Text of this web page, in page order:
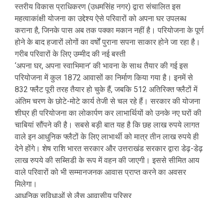
स्तरीय विकास प्राधिकरण (उधमसिंह नगर) द्वारा संचालित इस
महत्वाकांक्षी योजना का उद्देश्य ऐसे परिवारों को अपना घर उपलब्ध
कराना है, जिनके पास अब तक पक्का मकान नहीं है। परियोजना के पूर्ण
होने के बाद हजारों लोगों का वर्षों पुराना सपना साकार होने जा रहा है।
गरीब परिवारों के लिए उम्मीद की नई बस्ती
‘अपना घर, अपना स्वाभिमान’ की भावना के साथ तैयार की गई इस
परियोजना में कुल 1872 आवासों का निर्माण किया गया है। इनमें से
832 फ्लैट पूरी तरह तैयार हो चुके हैं, जबकि 512 अतिरिक्त फ्लैटों में
अंतिम चरण के छोटे-मोटे कार्य तेजी से चल रहे हैं। सरकार की योजना
शीघ्र ही परियोजना का लोकार्पण कर लाभार्थियों को उनके नए घरों की
चाबियां सौंपने की है। सबसे बड़ी बात यह है कि छह लाख रुपये लागत
वाले इन आधुनिक फ्लैटों के लिए लाभार्थी को मात्र तीन लाख रुपये ही
देने होंगे। शेष राशि भारत सरकार और उत्तराखंड सरकार द्वारा डेढ़-डेढ़
लाख रुपये की सब्सिडी के रूप में वहन की जाएगी। इससे सीमित आय
वाले परिवारों को भी सम्मानजनक आवास प्राप्त करने का अवसर
मिलेगा।
आधुनिक सुविधाओं से लैस आवासीय परिसर